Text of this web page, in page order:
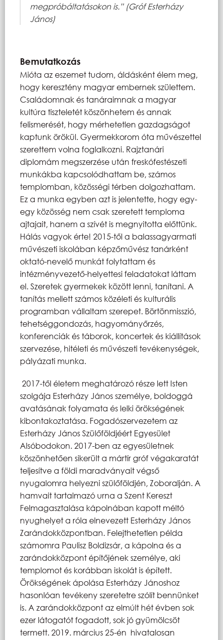
megpróbáltatásokon is.” (Gróf Esterházy
János)
Bemutatkozás
Mióta az eszemet tudom, áldásként élem meg,
hogy keresztény magyar embernek születtem.
Családomnak és tanáraimnak a magyar
kultúra tiszteletét köszönhetem és annak
felismerését, hogy mérhetetlen gazdagságot
kaptunk örökül. Gyermekkorom óta művészettel
szerettem volna foglalkozni. Rajztanári
diplomám megszerzése után freskófestészeti
munkákba kapcsolódhattam be, számos
templomban, közösségi térben dolgozhattam.
Ez a munka egyben azt is jelentette, hogy egy-
egy közösség nem csak szeretett temploma
ajtajait, hanem a szívét is megnyitotta előttünk.
Hálás vagyok érte! 2015-től a balassagyarmati
művészeti iskolában képzőművész tanárként
oktató-nevelő munkát folytattam és
intézményvezető-helyettesi feladatokat láttam
el. Szeretek gyermekek között lenni, tanítani. A
tanítás mellett számos közéleti és kulturális
programban vállaltam szerepet. Börtönmisszió,
tehetséggondozás, hagyományőrzés,
konferenciák és táborok, koncertek és kiállítások
szervezése, hitéleti és művészeti tevékenységek,
pályázati munka.
2017-től életem meghatározó része lett Isten
szolgája Esterházy János személye, boldoggá
avatásának folyamata és lelki örökségének
kibontakoztatása. Fogadószervezetem az
Esterházy János Szülőföldjéért Egyesület
Alsóbodokon. 2017-ben az egyesületnek
köszönhetően sikerült a mártír gróf végakaratát
teljesítve a földi maradványait végső
nyugalomra helyezni szülőföldjén, Zoboralján. A
hamvait tartalmazó urna a Szent Kereszt
Felmagasztalása kápolnában kapott méltó
nyughelyet a róla elnevezett Esterházy János
Zarándokközpontban. Felejthetetlen példa
számomra Paulisz Boldizsár, a kápolna és a
zarándokközpont építőjének személye, aki
templomot és korábban iskolát is épített.
Örökségének ápolása Esterházy Jánoshoz
hasonlóan tevékeny szeretetre szólít bennünket
is. A zarándokközpont az elmúlt hét évben sok
ezer látogatót fogadott, sok jó gyümölcsöt
termett. 2019. március 25-én hivatalosan